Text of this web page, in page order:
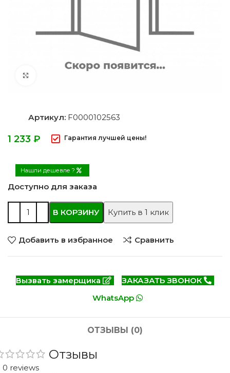
Артикул: F0000102563
₽ Гарантия лучшей цены!
Нашли дешевле ?
Доступно для заказа
В КОРЗИНУ Купить в 1 клик
Добавить в избранное Сравнить
Вызвать замерщика
ЗАКАЗАТЬ ЗВОНОК
WhatsApp
ОТЗЫВЫ (0)
0 reviews
Отзывы